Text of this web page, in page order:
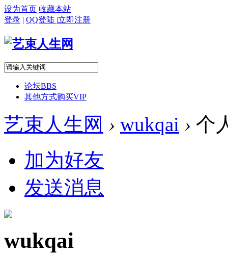
设为首页 收藏本站
登录 | QQ登陆 |立即注册
论坛BBS
其他方式购买VIP
艺束人生网 › wukqai › 个
加为好友
发送消息
wukqai